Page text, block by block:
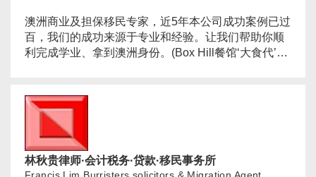
澳洲商业及担保移民专家，近5年本公司成功案例已过
百，我们的成功来源于专业和经验。让我们帮助你顺
利完成学业、拿到澳洲身份。(Box Hill餐馆‘大食代’门
林秋贵律师·会计税务·贷款·移民事务所